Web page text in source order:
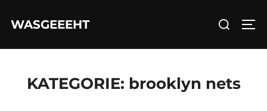
InhaltWASGEEEHT
Suchen
KATEGORIE: brooklyn nets